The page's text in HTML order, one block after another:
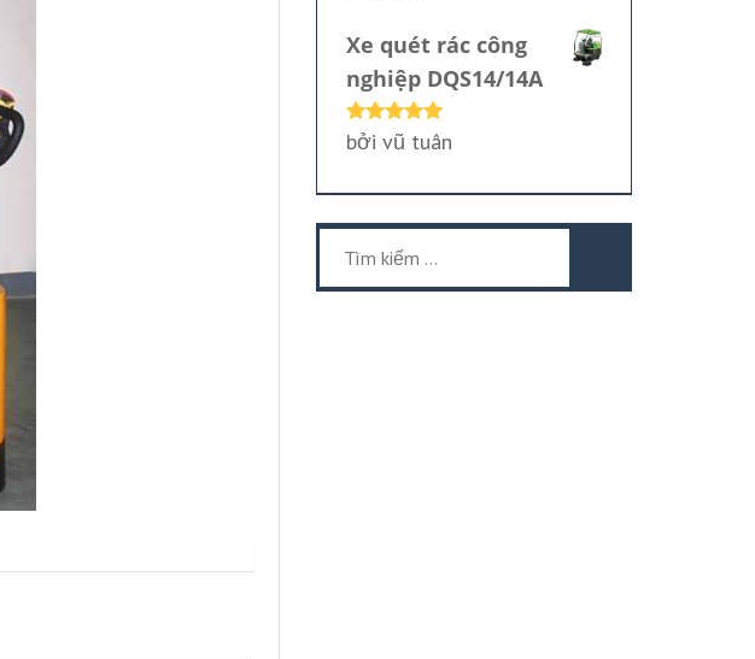
Xe quét rác công
nghiệp DQS14/14A
Được xếp
bởi vũ tuân